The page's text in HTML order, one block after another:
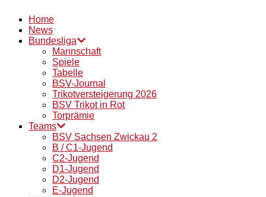
Home
News
Bundesliga
Mannschaft
Spiele
Tabelle
BSV-Journal
Trikotversteigerung 2026
BSV Trikot in Rot
Torprämie
Teams
BSV Sachsen Zwickau 2
B / C1-Jugend
C2-Jugend
D1-Jugend
D2-Jugend
E-Jugend